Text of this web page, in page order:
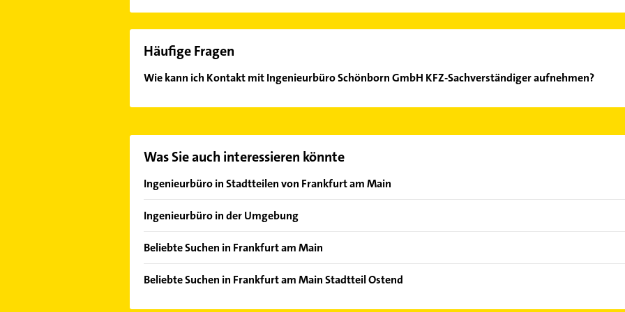
Häufige Fragen
Wie kann ich Kontakt mit Ingenieurbüro Schönborn GmbH KFZ-Sachverständiger aufnehmen?
Was Sie auch interessieren könnte
Ingenieurbüro in Stadtteilen von Frankfurt am Main
Bahnhofsviertel
Bockenheim
Dornbusch
Eckenheim
Ingenieurbüro in der Umgebung
Offenbach am Main
Neu-Isenburg
Beliebte Suchen in Frankfurt am Main
Dachdecker
Beliebte Suchen in Frankfurt am Main Stadtteil Ostend